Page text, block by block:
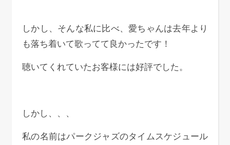
しかし、そんな私に比べ、愛ちゃんは去年より
も落ち着いて歌ってて良かったです！
聴いてくれていたお客様には好評でした。
しかし、、、
私の名前はパークジャズのタイムスケジュール